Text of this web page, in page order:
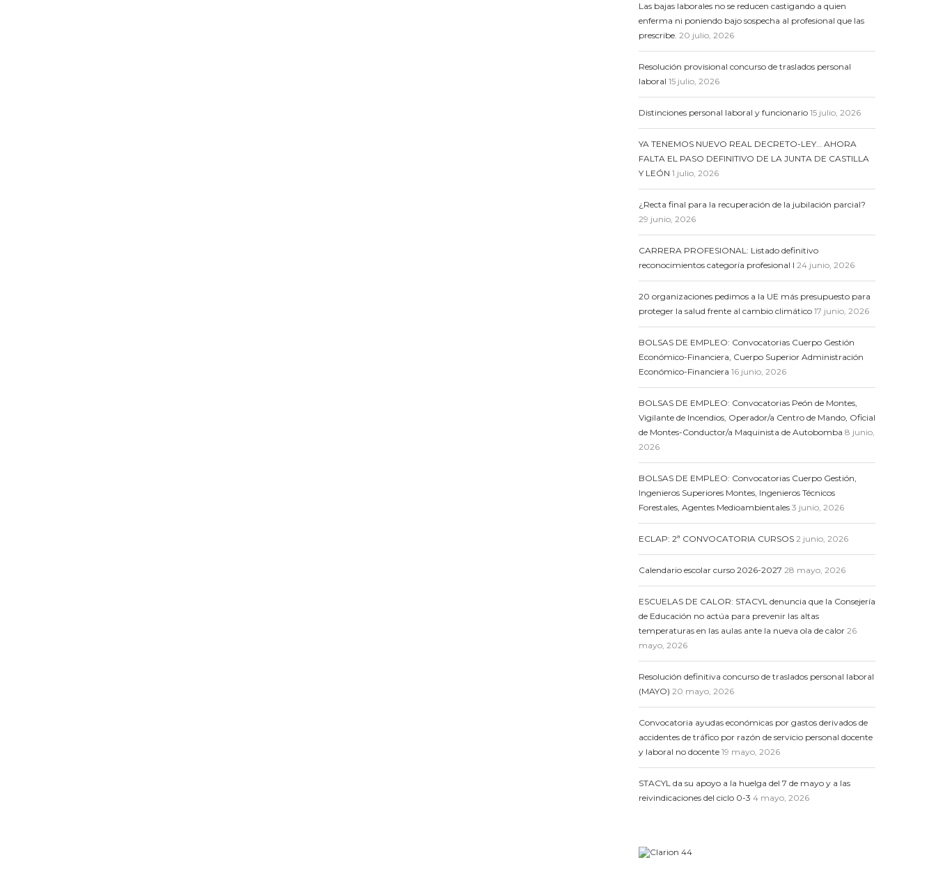
Las bajas laborales no se reducen castigando a quien
enferma ni poniendo bajo sospecha al profesional que las
prescribe. 20 julio, 2026
Resolución provisional concurso de traslados personal
laboral 15 julio, 2026
Distinciones personal laboral y funcionario 15 julio, 2026
YA TENEMOS NUEVO REAL DECRETO-LEY… AHORA
FALTA EL PASO DEFINITIVO DE LA JUNTA DE CASTILLA
Y LEÓN 1 julio, 2026
¿Recta final para la recuperación de la jubilación parcial?
29 junio, 2026
CARRERA PROFESIONAL: Listado definitivo
reconocimientos categoría profesional I 24 junio, 2026
20 organizaciones pedimos a la UE más presupuesto para
proteger la salud frente al cambio climático 17 junio, 2026
BOLSAS DE EMPLEO: Convocatorias Cuerpo Gestión
Económico-Financiera, Cuerpo Superior Administración
Económico-Financiera 16 junio, 2026
BOLSAS DE EMPLEO: Convocatorias Peón de Montes,
Vigilante de Incendios, Operador/a Centro de Mando, Oficial
de Montes-Conductor/a Maquinista de Autobomba 8 junio,
2026
BOLSAS DE EMPLEO: Convocatorias Cuerpo Gestión,
Ingenieros Superiores Montes, Ingenieros Técnicos
Forestales, Agentes Medioambientales 3 junio, 2026
ECLAP: 2ª CONVOCATORIA CURSOS 2 junio, 2026
Calendario escolar curso 2026-2027 28 mayo, 2026
ESCUELAS DE CALOR: STACYL denuncia que la Consejería
de Educación no actúa para prevenir las altas
temperaturas en las aulas ante la nueva ola de calor 26
mayo, 2026
Resolución definitiva concurso de traslados personal laboral
(MAYO) 20 mayo, 2026
Convocatoria ayudas económicas por gastos derivados de
accidentes de tráfico por razón de servicio personal docente
y laboral no docente 19 mayo, 2026
STACYL da su apoyo a la huelga del 7 de mayo y a las
reivindicaciones del ciclo 0-3 4 mayo, 2026